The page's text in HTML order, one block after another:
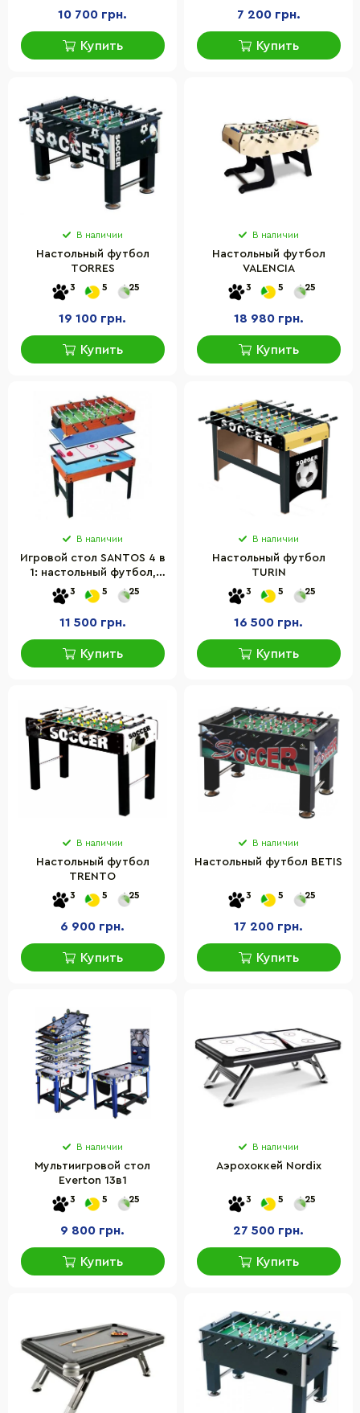
10 700 грн.
Купить
7 200 грн.
Купить
В наличии
Настольный футбол
TORRES
3 5 25
19 100 грн.
Купить
В наличии
Настольный футбол
VALENCIA
3 5 25
18 980 грн.
Купить
В наличии
Игровой стол SANTOS 4 в
1: настольный футбол,
тенис, бильярд,
аэрохоккей, материал
МДФ
3 5 25
11 500 грн.
Купить
В наличии
Настольный футбол
TURIN
3 5 25
16 500 грн.
Купить
В наличии
Настольный футбол
TRENTO
3 5 25
6 900 грн.
Купить
В наличии
Настольный футбол BETIS
3 5 25
17 200 грн.
Купить
В наличии
Мультиигровой стол
Everton 13в1
3 5 25
9 800 грн.
Купить
В наличии
Аэрохоккей Nordix
3 5 25
27 500 грн.
Купить